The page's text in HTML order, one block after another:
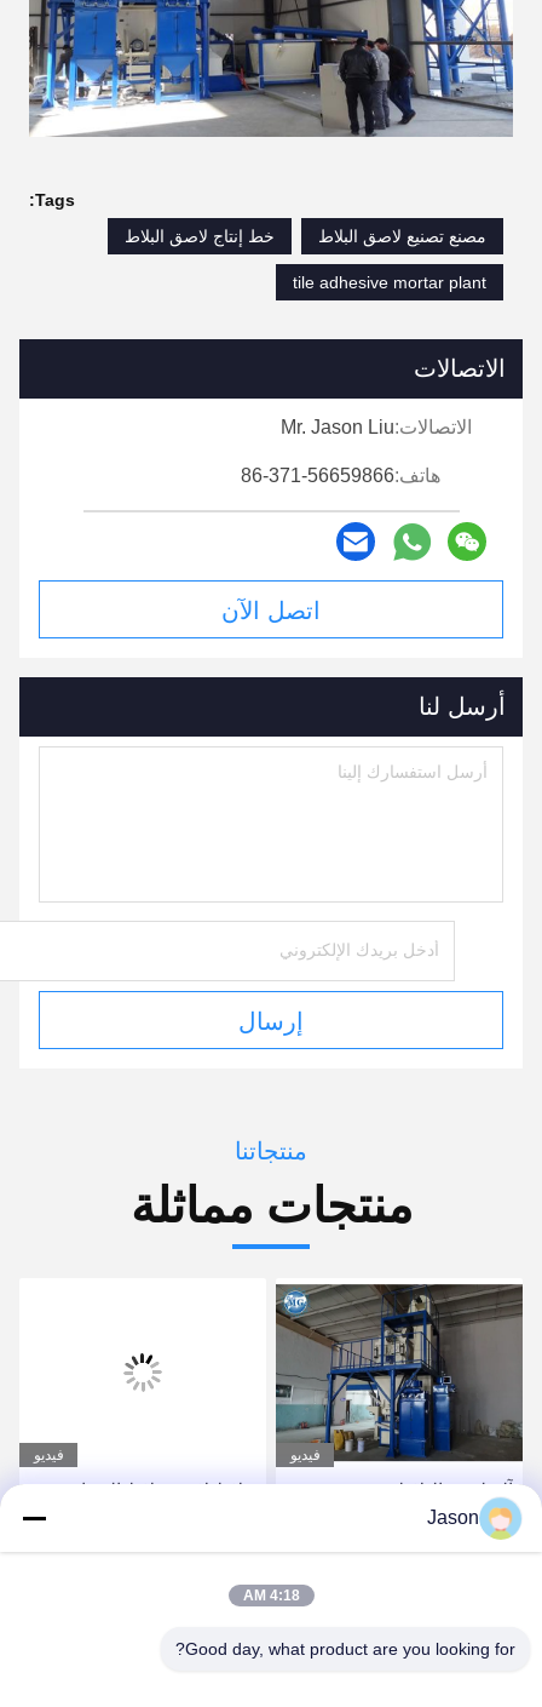
Tags:
مصنع تصنيع لاصق البلاط
خط إنتاج لاصق البلاط
tile adhesive mortar plant
الاتصالات
الاتصالات:Mr. Jason Liu
هاتف:86-371-56659866
اتصل الآن
أرسل لنا
إرسال
منتجاتنا
منتجات مماثلة
فيديو
آلة لصق البلاط شبه
الجدار
احصل على أفضل سعر
فيديو
خلاط لاصق بلاط الصناعية
خلط
Jason
4:18 AM
Good day, what product are you looking for?